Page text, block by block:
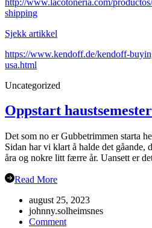
shipping
Sjekk artikkel
https://www.kendoff.de/kendoff-
usa.html
Uncategorized
Oppstart
Det som no er Gubbetrimmen starta
Sidan har vi klart å halde det gåande,
åra og nokre litt færre år. Uansett er
Read More
august 25, 2023
johnny.solheimsnes
Commenton